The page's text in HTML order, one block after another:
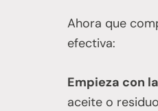
Ahora que
efectiva:
Empieza con
aceite o